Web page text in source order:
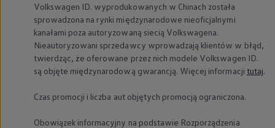
Volkswagen ID. wyprodukowanych w Chinach została
sprowadzona na rynki międzynarodowe nieoficjalnymi
kanałami poza autoryzowaną siecią Volkswagena.
Nieautoryzowani sprzedawcy wprowadzają klientów w błąd,
twierdząc, że oferowane przez nich modele Volkswagen ID.
są objęte międzynarodową gwarancją. Więcej informacji tutaj.
Czas promocji i liczba aut objętych promocją ograniczona.
Obowiązek informacyjny na podstawie Rozporządzenia